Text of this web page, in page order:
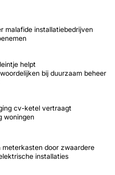
malafide installatiebedrijven
helpt
bij duurzaam beheer
cv-ketel vertraagt
woningen
meterkasten door zwaardere
installaties